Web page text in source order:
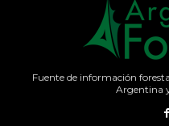
Fuente de información
Argentina